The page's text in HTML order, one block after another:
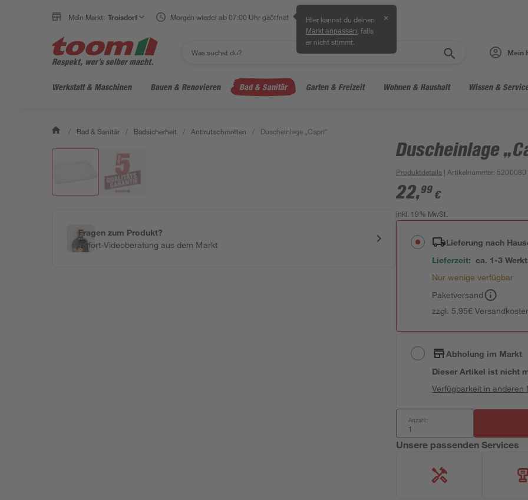
Mein Markt: Troisdorf Morgen wieder ab 07:00 Uhr geöffnet Hier kannst du deinen
Markt anpassen , falls
er nicht stimmt.
✕
Mein
Werkstatt & Maschinen Bauen & Renovieren Bad & Sanitär Garten & Freizeit Wohnen & Haushalt Wissen &
/ Bad & Sanitär / Badsicherheit / Antirutschmatten / Duscheinlage „Capri“
Fragen zum Produkt?
Sofort-Videoberatung aus dem Markt
Duscheinlage
Produktdetails | Artikelnummer: 5200080
22,99 €
inkl. 19% MwSt.
Lieferung nach
Lieferzeit: ca. 1-3
Nur wenige verfügbar
Paketversand
zzgl. 5,95€
Abholung im Markt
Dieser Artikel ist nicht
Verfügbarkeit in anderen
Anzahl:
Unsere passenden Services